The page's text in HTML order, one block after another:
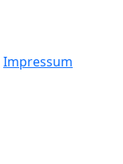
Impressum